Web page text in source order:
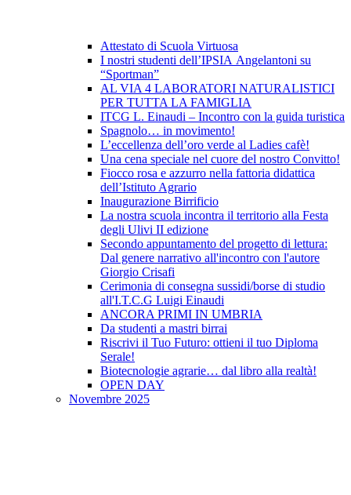
Attestato di Scuola Virtuosa
I nostri studenti dell’IPSIA Angelantoni su
“Sportman”
AL VIA 4 LABORATORI NATURALISTICI
PER TUTTA LA FAMIGLIA
ITCG L. Einaudi – Incontro con la guida turistica
Spagnolo… in movimento!
L’eccellenza dell’oro verde al Ladies cafè!
Una cena speciale nel cuore del nostro Convitto!
Fiocco rosa e azzurro nella fattoria didattica
dell’Istituto Agrario
Inaugurazione Birrificio
La nostra scuola incontra il territorio alla Festa
degli Ulivi II edizione
Secondo appuntamento del progetto di lettura:
Dal genere narrativo all'incontro con l'autore
Giorgio Crisafi
Cerimonia di consegna sussidi/borse di studio
all'I.T.C.G Luigi Einaudi
ANCORA PRIMI IN UMBRIA
Da studenti a mastri birrai
Riscrivi il Tuo Futuro: ottieni il tuo Diploma
Serale!
Biotecnologie agrarie… dal libro alla realtà!
OPEN DAY
Novembre 2025